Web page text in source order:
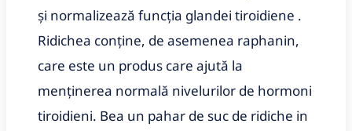
și normalizează funcția glandei tiroidiene .
Ridichea conține, de asemenea raphanin,
care este un produs care ajută la
menținerea normală nivelurilor de hormoni
tiroidieni. Bea un pahar de suc de ridiche in